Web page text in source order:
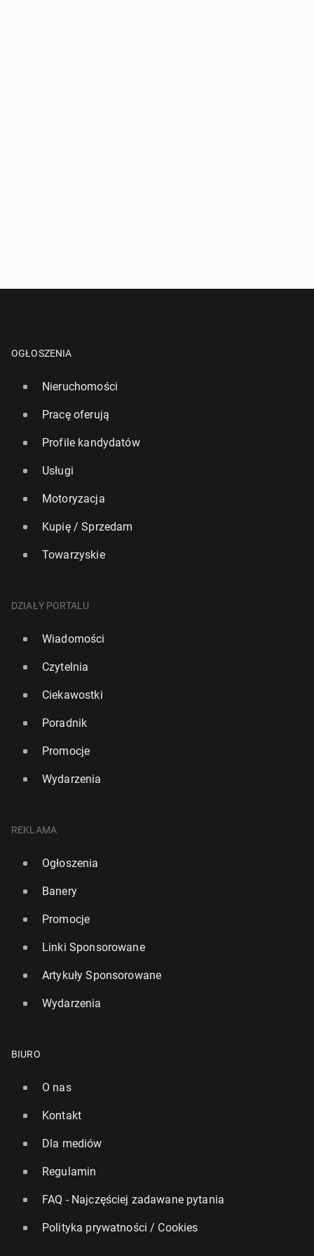
OGŁOSZENIA
Nieruchomości
Pracę oferują
Profile kandydatów
Usługi
Motoryzacja
Kupię / Sprzedam
Towarzyskie
DZIAŁY PORTALU
Wiadomości
Czytelnia
Ciekawostki
Poradnik
Promocje
Wydarzenia
REKLAMA
Ogłoszenia
Banery
Promocje
Linki Sponsorowane
Artykuły Sponsorowane
Wydarzenia
BIURO
O nas
Kontakt
Dla mediów
Regulamin
FAQ - Najczęściej zadawane pytania
Polityka prywatności / Cookies